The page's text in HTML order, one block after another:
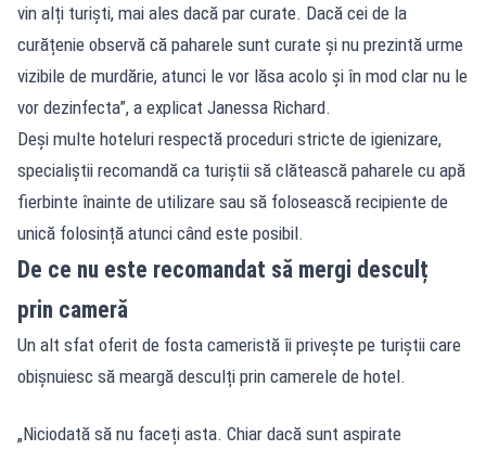
vin alți turiști, mai ales dacă par curate. Dacă cei de la
curățenie observă că paharele sunt curate și nu prezintă urme
vizibile de murdărie, atunci le vor lăsa acolo și în mod clar nu le
vor dezinfecta”, a explicat Janessa Richard.
Deși multe hoteluri respectă proceduri stricte de igienizare,
specialiștii recomandă ca turiștii să clătească paharele cu apă
fierbinte înainte de utilizare sau să folosească recipiente de
unică folosință atunci când este posibil.
De ce nu este recomandat să mergi desculț
prin cameră
Un alt sfat oferit de fosta cameristă îi privește pe turiștii care
obișnuiesc să meargă desculți prin camerele de hotel.
„Niciodată să nu faceți asta. Chiar dacă sunt aspirate